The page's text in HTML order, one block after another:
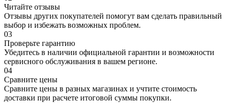
Читайте отзывы
Отзывы других покупателей помогут вам сделать правильный
выбор и избежать возможных проблем.
03
Проверьте гарантию
Убедитесь в наличии официальной гарантии и возможности
сервисного обслуживания в вашем регионе.
04
Сравните цены
Сравните цены в разных магазинах и учтите стоимость
доставки при расчете итоговой суммы покупки.